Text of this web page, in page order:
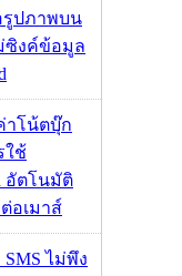
รูปภาพบน
ซิงค์ข้อมูล
าโน้ตบุ๊ก
ใช้
อัตโนมัติ
อเมาส์
ไม่พึง